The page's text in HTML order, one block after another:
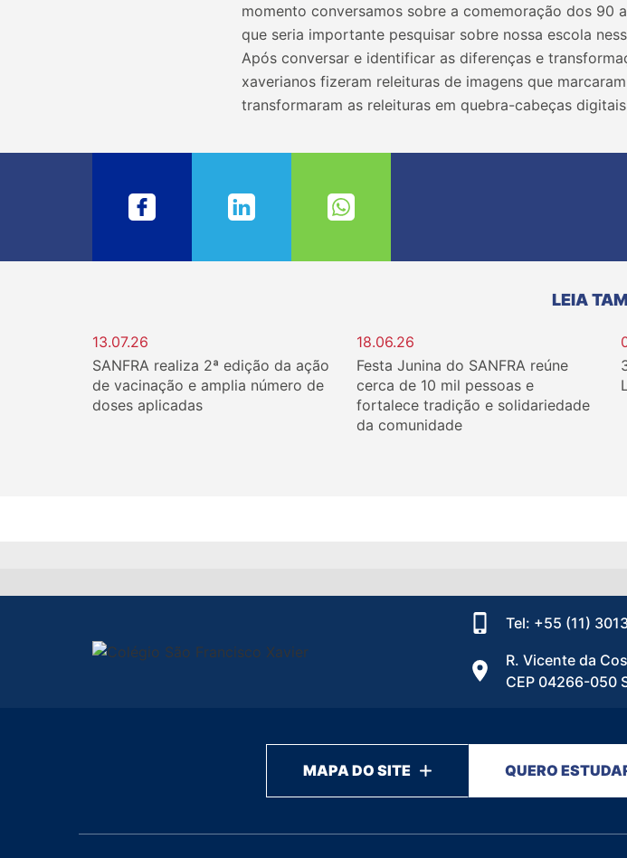
momento conversamos sobre a comemoração dos 90
que seria importante pesquisar sobre nossa escola
Após conversar e identificar as diferenças e
xaverianos fizeram releituras de imagens que
transformaram as releituras em quebra-cabeças
LEIA
13.07.26
SANFRA realiza 2ª edição da ação
de vacinação e amplia número de
doses aplicadas
18.06.26
Festa Junina do SANFRA reúne
cerca de 10 mil pessoas e
fortalece tradição e solidariedade
da comunidade
Tel: +55 (11)
R. Vicente da
CEP 04266-050
MAPA DO SITE QUERO